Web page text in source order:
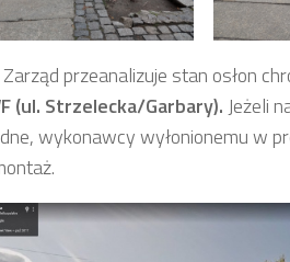
Zarząd przeanalizuje stan osłon
(ul. Strzelecka/Garbary). Jeżeli
wykonawcy wyłonionemu w